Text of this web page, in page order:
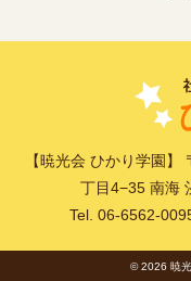
【暁光会 ひかり学園
丁目4−35 南海
Tel. 06-6562-
© 2026 暁